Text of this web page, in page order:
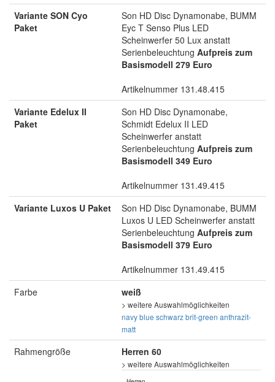
Variante SON Cyo
Paket
Son HD Disc Dynamonabe, BUMM
Eyc T Senso Plus LED
Scheinwerfer 50 Lux anstatt
Serienbeleuchtung Aufpreis zum
Basismodell 279 Euro
Artikelnummer 131.48.415
Variante Edelux II
Paket
Son HD Disc Dynamonabe,
Schmidt Edelux II LED
Scheinwerfer anstatt
Serienbeleuchtung Aufpreis zum
Basismodell 349 Euro
Artikelnummer 131.49.415
Variante Luxos U Paket
Son HD Disc Dynamonabe, BUMM
Luxos U LED Scheinwerfer anstatt
Serienbeleuchtung Aufpreis zum
Basismodell 379 Euro
Artikelnummer 131.49.415
Farbe
weiß
> weitere Auswahlmöglichkeiten
navy blue schwarzbrit-green anthrazit-
matt
Rahmengröße Herren 60
> weitere Auswahlmöglichkeiten